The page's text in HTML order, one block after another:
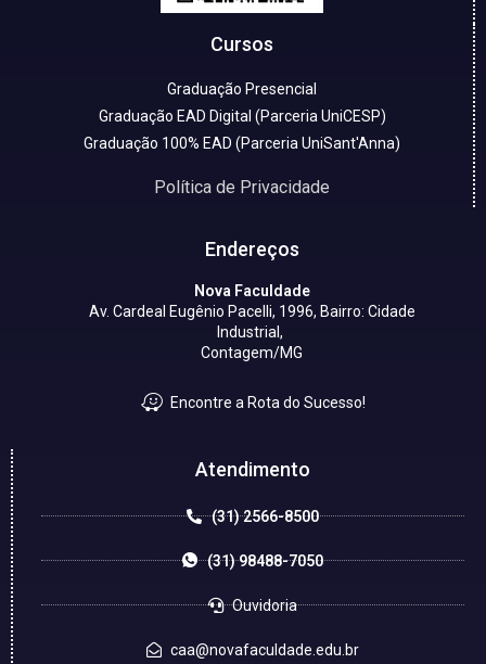
Cursos
Graduação Presencial
Graduação EAD Digital (Parceria UniCESP)
Graduação 100% EAD (Parceria UniSant'Anna)
Política de Privacidade
Endereços
Nova Faculdade
Av. Cardeal Eugênio Pacelli, 1996, Bairro: Cidade
Industrial,
Contagem/MG
Encontre a Rota do Sucesso!
Atendimento
(31) 2566-8500
(31) 98488-7050
Ouvidoria
caa@novafaculdade.edu.br